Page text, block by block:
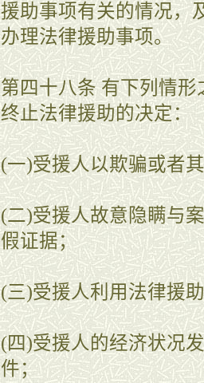
援助事项有关的情况，
办理法律援助事项。
第四十八条 有下列情
终止法律援助的决定：
(一)受援人以欺骗或者
(二)受援人故意隐瞒与
假证据；
(三)受援人利用法律援
(四)受援人的经济状况
件；